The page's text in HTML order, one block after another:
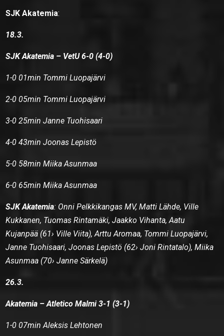
SJK Akatemia:
18.3.
SJK Akatemia – VetU 6-0 (4-0)
1-0 01min Tommi Luopajärvi
2-0 05min Tommi Luopajärvi
3-0 25min Janne Tuohisaari
4-0 43min Joonas Lepistö
5-0 58min Miika Asunmaa
6-0 65min Miika Asunmaa
SJK Akatemia: Onni Pelkkikangas MV, Matti Lähde, Ville
Kukkanen, Tuomas Rintamäki, Jaakko Vihanta, Aatu
Kujanpää (61› Ville Viita), Arttu Aromaa, Tommi Luopajärvi,
Janne Tuohisaari, Joonas Lepistö (62› Joni Rintatalo), Miika
Asunmaa (70› Janne Särkelä)
26.3.
Akatemia – Atletico Malmi 3-1 (3-1)
1-0 07min Aleksis Lehtonen